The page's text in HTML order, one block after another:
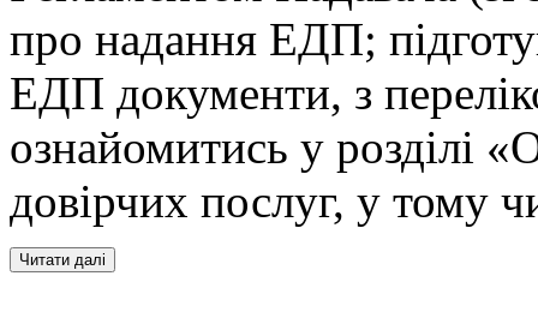
про надання ЕДП;
ЕДП документи, з
ознайомитись у розділі
довірчих послуг, у тому